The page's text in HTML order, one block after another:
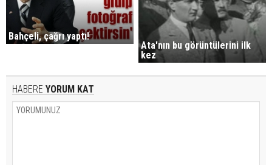
Bahçeli, çağrı yaptı!
Ata'nın bu görüntülerini ilk
kez
HABERE YORUM KAT